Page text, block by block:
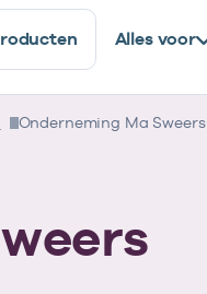
Alles voor
Onderneming Ma Sweers